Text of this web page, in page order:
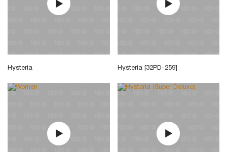
Hysteria Hysteria [32PD-259]